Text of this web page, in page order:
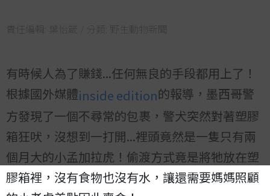
責任編輯: 葉怡箴 / 分類: 野生動物新聞
有時候人為了賺錢...任何無良的手段都用上了！
根據國外媒體inside edition的報導，墨西哥警
方發現了一個不尋常的包裹，警犬突然對著塑膠
箱狂吠，沒想到一打開...裡頭竟然是一隻只有兩
個月大的小孟加拉虎！偷渡方式竟是將牠放在塑
膠箱裡，沒有食物也沒有水，讓還需要媽媽照顧